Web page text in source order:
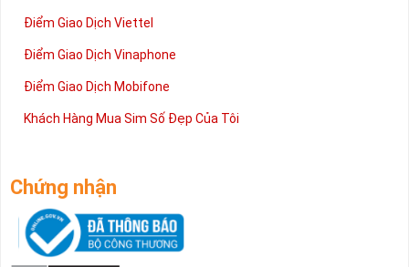
Điểm Giao Dịch Viettel
Điểm Giao Dịch Vinaphone
Điểm Giao Dịch Mobifone
Khách Hàng Mua Sim Số Đẹp Của Tôi
Chứng nhận